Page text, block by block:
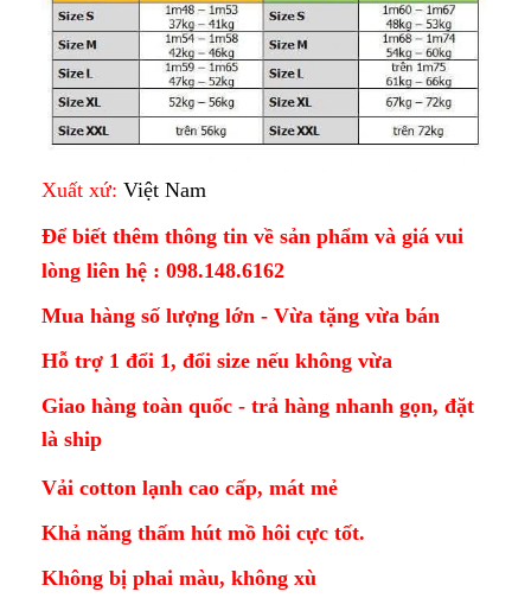
Xuất xứ: Việt Nam
Để biết thêm thông tin về sản phẩm và giá vui
lòng liên hệ : 098.148.6162
Mua hàng số lượng lớn - Vừa tặng vừa bán
Hỗ trợ 1 đổi 1, đổi size nếu không vừa
Giao hàng toàn quốc - trả hàng nhanh gọn, đặt
là ship
Vải cotton lạnh cao cấp, mát mẻ
Khả năng thấm hút mồ hôi cực tốt.
Không bị phai màu, không xù